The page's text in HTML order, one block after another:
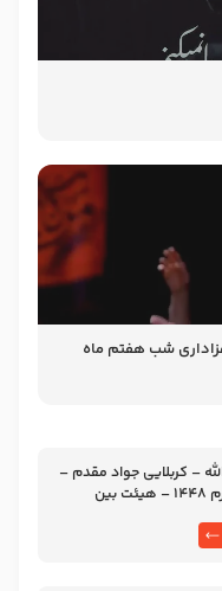
شب هفتم ماه
– کربلایی جواد مقدم –
شب هشتم محرم 1448 – هیئت بین